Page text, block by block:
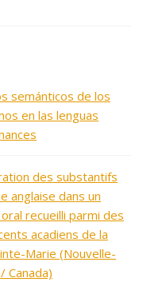
semánticos de los
en las lenguas
des substantifs
anglaise dans un
recueilli parmi des
acadiens de la
Marie (Nouvelle-
Canada)